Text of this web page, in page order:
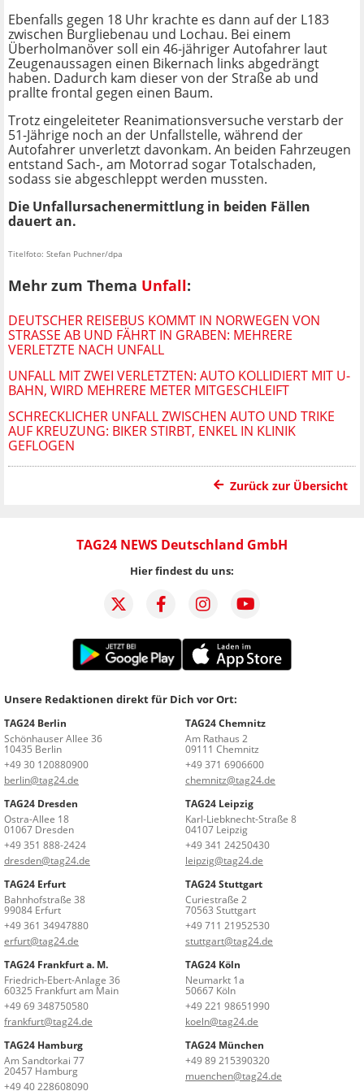
Ebenfalls gegen 18 Uhr krachte es dann auf der L183
zwischen Burgliebenau und Lochau. Bei einem
Überholmanöver soll ein 46-jähriger Autofahrer laut
Zeugenaussagen einen Bikernach links abgedrängt
haben. Dadurch kam dieser von der Straße ab und
prallte frontal gegen einen Baum.
Trotz eingeleiteter Reanimationsversuche verstarb der
51-Jährige noch an der Unfallstelle, während der
Autofahrer unverletzt davonkam. An beiden Fahrzeugen
entstand Sach-, am Motorrad sogar Totalschaden,
sodass sie abgeschleppt werden mussten.
Die Unfallursachenermittlung in beiden Fällen
dauert an.
Titelfoto: Stefan Puchner/dpa
Mehr zum Thema Unfall:
DEUTSCHER REISEBUS KOMMT IN NORWEGEN VON
STRASSE AB UND FÄHRT IN GRABEN: MEHRERE V
ERLETZTE NACH UNFALL
UNFALL MIT ZWEI VERLETZTEN: AUTO KOLLIDIERT MIT U-
BAHN, WIRD MEHRERE METER MITGESCHLEIFT
SCHRECKLICHER UNFALL ZWISCHEN AUTO UND TRIKE
AUF KREUZUNG: BIKER STIRBT, ENKEL IN KLINIK
GEFLOGEN
Zurück zur Übersicht
TAG24 NEWS Deutschland GmbH
Hier findest du uns:
Unsere Redaktionen direkt für Dich vor Ort:
TAG24 Berlin
Schönhauser Allee 36
10435 Berlin
+49 30 120880900
berlin@tag24.de
TAG24 Chemnitz
Am Rathaus 2
09111 Chemnitz
+49 371 6906600
chemnitz@tag24.de
TAG24 Dresden
Ostra-Allee 18
01067 Dresden
+49 351 888-2424
dresden@tag24.de
TAG24 Leipzig
Karl-Liebknecht-Straße 8
04107 Leipzig
+49 341 24250430
leipzig@tag24.de
TAG24 Erfurt
Bahnhofstraße 38
99084 Erfurt
+49 361 34947880
erfurt@tag24.de
TAG24 Stuttgart
Curiestraße 2
70563 Stuttgart
+49 711 21952530
stuttgart@tag24.de
TAG24 Frankfurt a. M.
Friedrich-Ebert-Anlage 36
60325 Frankfurt am Main
+49 69 348750580
frankfurt@tag24.de
TAG24 Köln
Neumarkt 1a
50667 Köln
+49 221 98651990
koeln@tag24.de
TAG24 Hamburg
Am Sandtorkai 77
20457 Hamburg
+49 40 228608090
TAG24 München
+49 89 215390320
muenchen@tag24.de